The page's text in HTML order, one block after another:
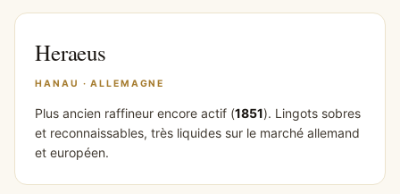
Heraeus
HANAU · ALLEMAGNE
Plus ancien raffineur encore actif (1851). Lingots sobres
et reconnaissables, très liquides sur le marché allemand
et européen.